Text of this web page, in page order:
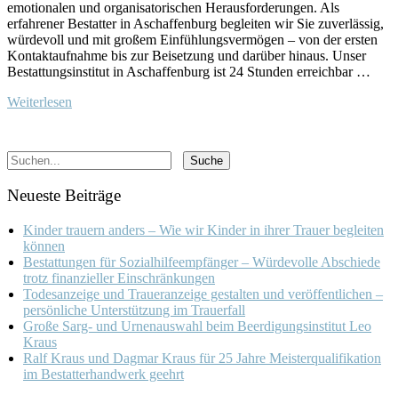
emotionalen und organisatorischen Herausforderungen. Als
erfahrener Bestatter in Aschaffenburg begleiten wir Sie zuverlässig,
würdevoll und mit großem Einfühlungsvermögen – von der ersten
Kontaktaufnahme bis zur Beisetzung und darüber hinaus. Unser
Bestattungsinstitut in Aschaffenburg ist 24 Stunden erreichbar …
Weiterlesen
Neueste Beiträge
Kinder trauern anders – Wie wir Kinder in ihrer Trauer begleiten
können
Bestattungen für Sozialhilfeempfänger – Würdevolle Abschiede
trotz finanzieller Einschränkungen
Todesanzeige und Traueranzeige gestalten und veröffentlichen –
persönliche Unterstützung im Trauerfall
Große Sarg- und Urnenauswahl beim Beerdigungsinstitut Leo
Kraus
Ralf Kraus und Dagmar Kraus für 25 Jahre Meisterqualifikation
im Bestatterhandwerk geehrt